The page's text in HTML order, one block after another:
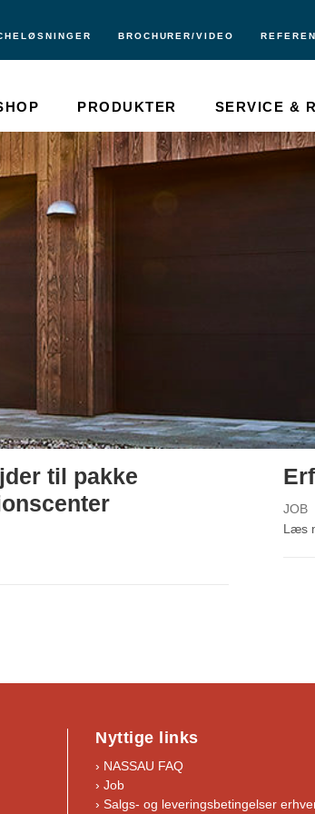
BROCHURER/VIDEO
PRODUKTER SERVICE &
til pakke
JOB
Læs
Nyttige links
› NASSAU FAQ
› Job
› Salgs- og leveringsbetingelser